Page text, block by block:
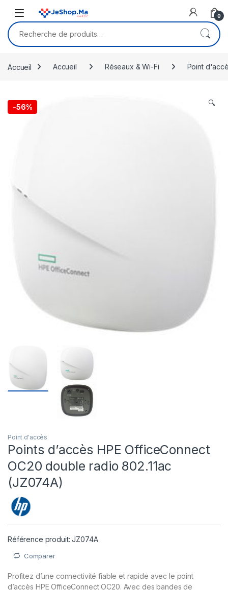
0
Recherche pour :
Accueil Accueil Réseaux & Wi-Fi Point
-56% 🔍
Point d'accès
Points d’accès HPE OfficeConnect
OC20 double radio 802.11ac
(JZ074A)
Référence produit: JZ074A
Comparer
Profitez d’une connectivité fiable et rapide avec le point
d’accès HPE OfficeConnect OC20. Avec des bandes de